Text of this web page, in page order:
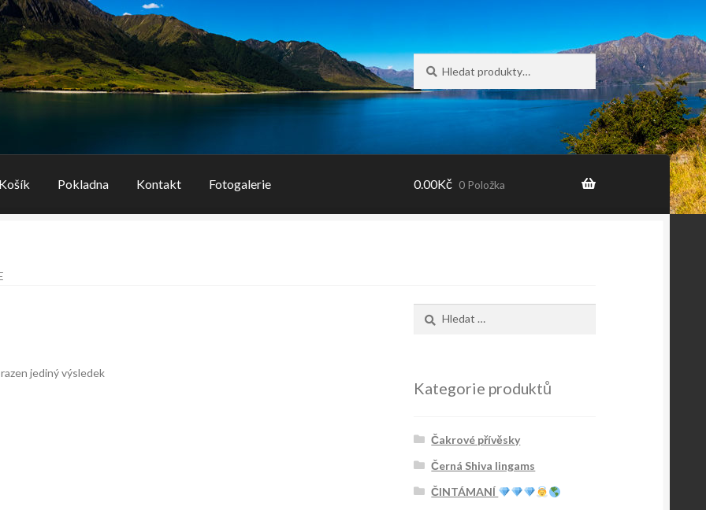
Hledat:
Hledat
Pokladna Kontakt Fotogalerie 0.00Kč 0 Položka
jediný výsledek
Kategorie produktů
Čakrové přívěsky
Černá Shiva lingams
ČINTÁMANÍ